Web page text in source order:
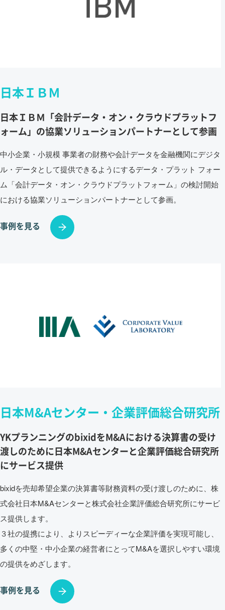
日本ＩＢＭ
日本ＩＢＭ「会計データ・オン・クラウドプラットフ
ォーム」の協業ソリューションパートナーとして参画
中小企業・小規模 事業者の財務や会計データを金融機関にデジタ
ル・データとして提供できるようにするデータ・プラット フォー
ム「会計データ・オン・クラウドプラットフォーム」の検討開始
における協業ソリューションパートナーとして参画。
事例を見る
日本M&Aセンター・企業評価総合研究所
YKプランニングのbixidをM&Aにおける決算書の受け
渡しのために日本M&Aセンターと企業評価総合研究所
にサービス提供
bixidを売却希望企業の決算書等財務資料の受け渡しのために、株
式会社日本M&Aセンターと株式会社企業評価総合研究所にサービ
ス提供します。
３社の提携により、よりスピーディーな企業評価を実現可能し、
多くの中堅・中小企業の経営者にとってM&Aを選択しやすい環境
の提供をめざします。
事例を見る